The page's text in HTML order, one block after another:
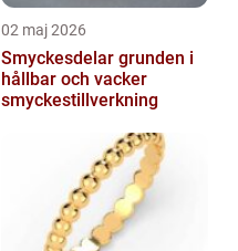
02 maj 2026
Smyckesdelar grunden i
hållbar och vacker
smyckestillverkning